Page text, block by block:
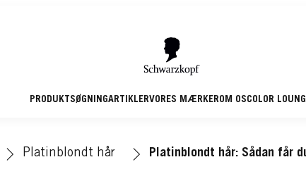
PRODUKTSØGNINGARTIKLERVORES MÆRKEROM OSCOLOR
Platinblondt hår Platinblondt hår: Sådan får